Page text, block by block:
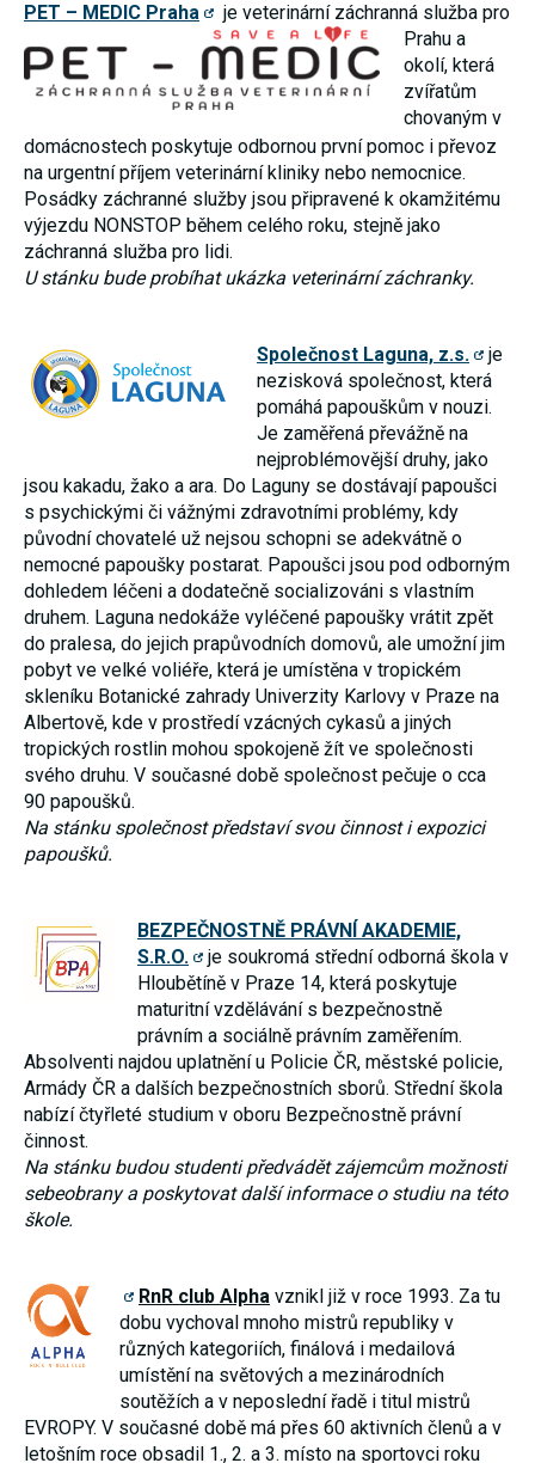
PET – MEDIC Praha
je veterinární záchranná služba pro
Prahu a
okolí, která
zvířatům
chovaným v
domácnostech poskytuje odbornou první pomoc i převoz
na urgentní příjem veterinární kliniky nebo nemocnice.
Posádky záchranné služby jsou připravené k okamžitému
výjezdu NONSTOP během celého roku, stejně jako
záchranná služba pro lidi.
U stánku bude probíhat ukázka veterinární záchranky.
Společnost Laguna, z.s.
je
nezisková společnost, která
pomáhá papouškům v nouzi.
Je zaměřená převážně na
nejproblémovější druhy, jako
jsou kakadu, žako a ara. Do Laguny se dostávají papoušci
s psychickými či vážnými zdravotními problémy, kdy
původní chovatelé už nejsou schopni se adekvátně o
nemocné papoušky postarat. Papoušci jsou pod odborným
dohledem léčeni a dodatečně socializováni s vlastním
druhem. Laguna nedokáže vyléčené papoušky vrátit zpět
do pralesa, do jejich prapůvodních domovů, ale umožní jim
pobyt ve velké voliéře, která je umístěna v tropickém
skleníku Botanické zahrady Univerzity Karlovy v Praze na
Albertově, kde v prostředí vzácných cykasů a jiných
tropických rostlin mohou spokojeně žít ve společnosti
svého druhu. V současné době společnost pečuje o cca
90 papoušků.
Na stánku společnost představí svou činnost i expozici
papoušků.
BEZPEČNOSTNĚ PRÁVNÍ AKADEMIE,
S.R.O.
je soukromá střední odborná škola v
Hloubětíně v Praze 14, která poskytuje
maturitní vzdělávání s bezpečnostně
právním a sociálně právním zaměřením.
Absolventi najdou uplatnění u Policie ČR, městské policie,
Armády ČR a dalších bezpečnostních sborů. Střední škola
nabízí čtyřleté studium v oboru Bezpečnostně právní
činnost.
Na stánku budou studenti předvádět zájemcům možnosti
sebeobrany a poskytovat další informace o studiu na této
škole.
RnR club Alpha vznikl již v roce 1993. Za tu
dobu vychoval mnoho mistrů republiky v
různých kategoriích, finálová i medailová
umístění na světových a mezinárodních
soutěžích a v neposlední řadě i titul mistrů
EVROPY. V současné době má přes 60 aktivních členů a v
letošním roce obsadil 1., 2. a 3. místo na sportovci roku